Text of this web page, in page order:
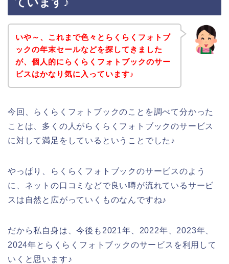
いや～、これまで色々とらくらくフォトブ
ックの年末セールなどを探してきました
が、個人的にらくらくフォトブックのサー
ビスはかなり気に入っています♪
今回、らくらくフォトブックのことを調べて分かった
ことは、多くの人がらくらくフォトブックのサービス
に対して満足をしているということでした♪
やっぱり、らくらくフォトブックのサービスのよう
に、ネットの口コミなどで良い噂が流れているサービ
スは自然と広がっていくものなんですね♪
だから私自身は、今後も2021年、2022年、2023年、
2024年とらくらくフォトブックのサービスを利用して
いくと思います♪